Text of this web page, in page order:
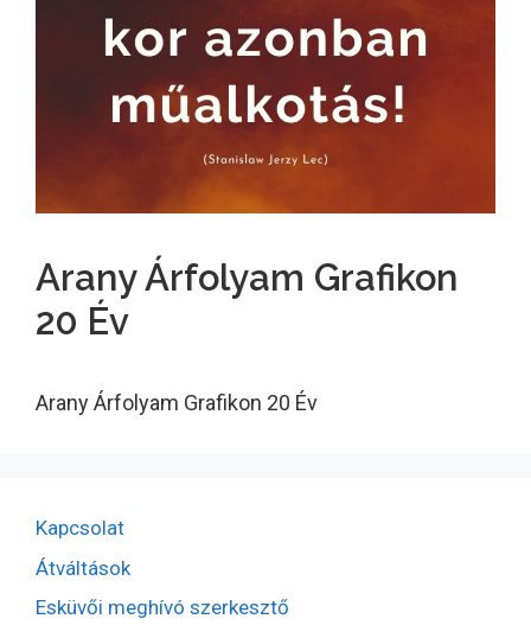
Arany Árfolyam Grafikon
20 Év
Arany Árfolyam Grafikon 20 Év
Kapcsolat
Átváltások
Esküvői meghívó szerkesztő